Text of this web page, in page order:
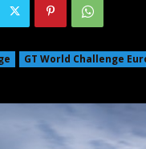
GT World Challenge